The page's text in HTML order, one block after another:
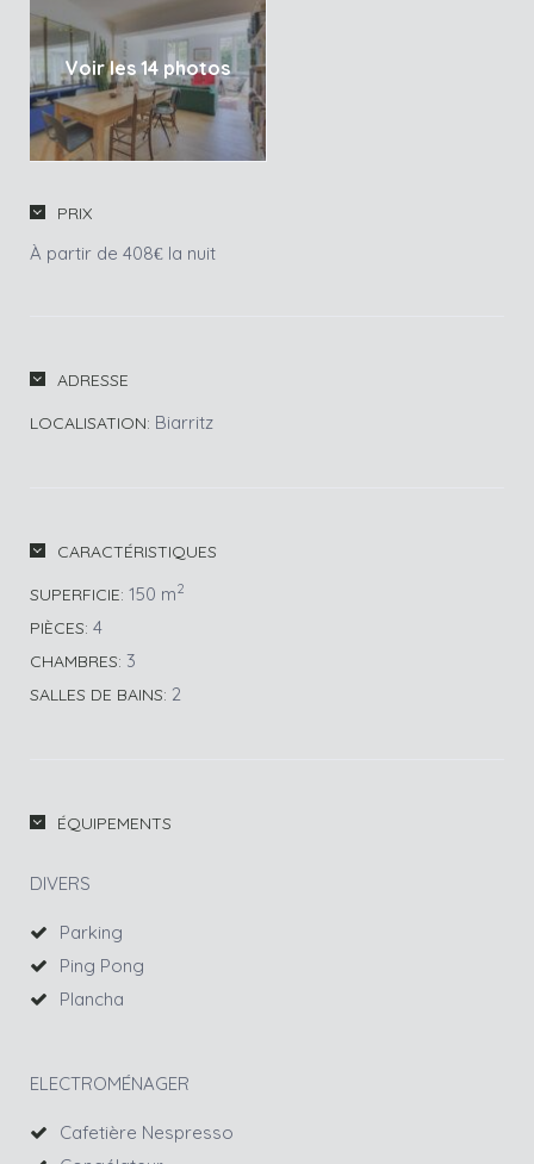
Voir les 14 photos
PRIX
À partir de 408€ la nuit
ADRESSE
LOCALISATION: Biarritz
CARACTÉRISTIQUES
SUPERFICIE: 150 m2
PIÈCES: 4
CHAMBRES: 3
SALLES DE BAINS: 2
ÉQUIPEMENTS
DIVERS
Parking
Ping Pong
Plancha
ELECTROMÉNAGER
Cafetière Nespresso